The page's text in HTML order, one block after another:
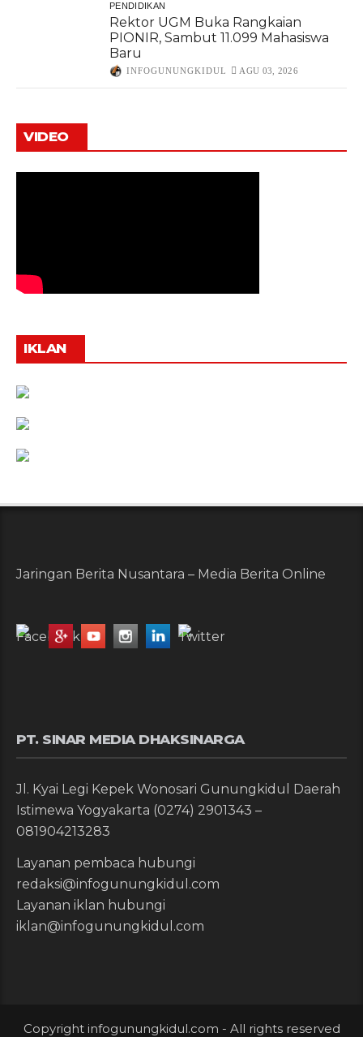
PENDIDIKAN
Rektor UGM Buka Rangkaian
PIONIR, Sambut 11.099 Mahasiswa
Baru
INFOGUNUNGKIDUL AGU 03, 2026
VIDEO
IKLAN
Jaringan Berita Nusantara – Media Berita Online
PT. SINAR MEDIA DHAKSINARGA
Jl. Kyai Legi Kepek Wonosari Gunungkidul Daerah
Istimewa Yogyakarta (0274) 2901343 –
081904213283
Layanan pembaca hubungi
redaksi@infogunungkidul.com
Layanan iklan hubungi
iklan@infogunungkidul.com
Copyright infogunungkidul.com - All rights reserved